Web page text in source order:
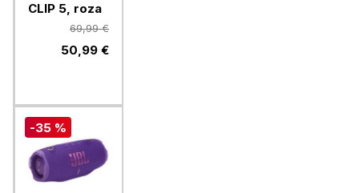
CLIP 5, roza
69,99 €
50,99 €
-35 %